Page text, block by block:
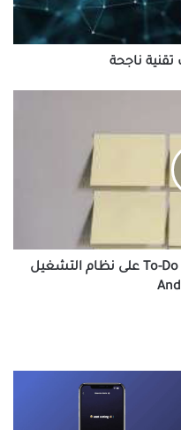
ناجحة
أفضل 5 بدائل لـ مهام To-Do Microsoft على نظام التشغيل